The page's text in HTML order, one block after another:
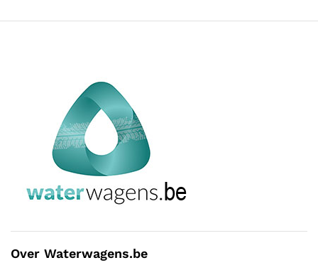
Over Waterwagens.be